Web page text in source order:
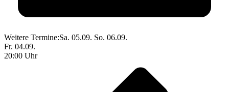
Weitere Termine:Sa. 05.09. So. 06.09.
Fr. 04.09.
20:00 Uhr